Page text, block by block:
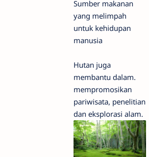
Sumber makanan
yang melimpah
untuk kehidupan
manusia
Hutan juga
membantu dalam.
mempromosikan
pariwisata, penelitian
dan eksplorasi alam.